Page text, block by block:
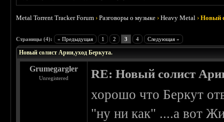
Metal Torrent Tracker Forum ›Разговоры о музыке ›Heavy Metal ›Новый
Страницы (4): « Предыдущая 1 2 3 4 Следующая »
Новый солист Арии,уход Беркута.
Grumegargler
Unregistered RE: Новый солист
хорошо что Беркут
"ну ни как" ....а вот